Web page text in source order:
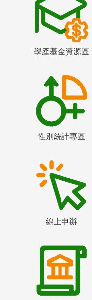
學產基金資源區
性別統計專區
線上申辦